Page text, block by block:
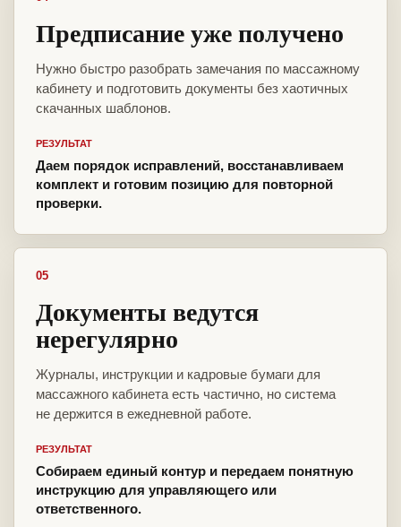
Предписание уже получено
Нужно быстро разобрать замечания по массажному
кабинету и подготовить документы без хаотичных
скачанных шаблонов.
РЕЗУЛЬТАТ
Даем порядок исправлений, восстанавливаем
комплект и готовим позицию для повторной
проверки.
05
Документы ведутся
нерегулярно
Журналы, инструкции и кадровые бумаги для
массажного кабинета есть частично, но система
не держится в ежедневной работе.
РЕЗУЛЬТАТ
Собираем единый контур и передаем понятную
инструкцию для управляющего или
ответственного.